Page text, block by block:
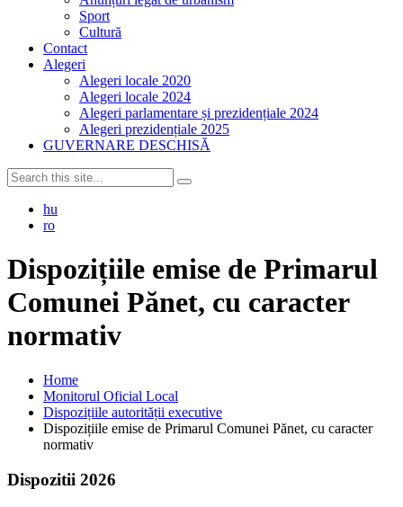
Sport
Cultură
Contact
Alegeri
Alegeri locale 2020
Alegeri locale 2024
Alegeri parlamentare și prezidențiale 2024
Alegeri prezidențiale 2025
GUVERNARE DESCHISĂ
hu
ro
Dispozițiile emise de Primarul
Comunei Pănet, cu caracter
normativ
Home
Monitorul Oficial Local
Dispozițiile autorității executive
Dispozițiile emise de Primarul Comunei Pănet, cu caracter
normativ
Dispozitii 2026